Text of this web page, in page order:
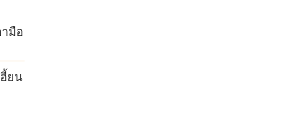
มือ
ยน